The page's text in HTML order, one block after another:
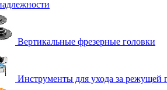
Вертикальные фрезерные головки
Инструменты для ухода за режущей